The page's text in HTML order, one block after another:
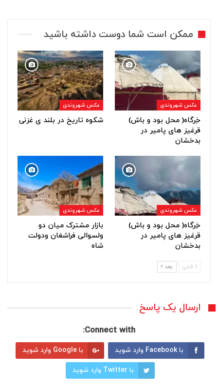
ممکن است شما دوست داشته باشید
عکس شهروندی
خِرگاه( محل بود و باش)
قرغیز های پامیر در
بدخشان
عکس شهروندی
شکوه تاریخ در بلند ی غزنی
عکس شهروندی
خِرگاه( محل بود و باش)
قرغیز های پامیر در
بدخشان
عکس شهروندی
بازار مشترک میان دو
ولسوالی فراشغان ودولت
شاه
قبلی بعد
ارسال یک پاسخ
Connect with:
با Facebook وارد شوید با Google وارد شوید
با Twitter وارد شوید